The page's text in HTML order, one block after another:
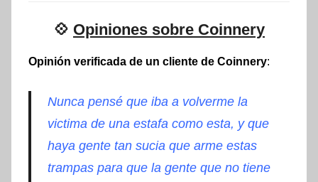
💠 Opiniones sobre Coinnery
Opinión verificada de un cliente de Coinnery:
Nunca pensé que iba a volverme la
victima de una estafa como esta, y que
haya gente tan sucia que arme estas
trampas para que la gente que no tiene